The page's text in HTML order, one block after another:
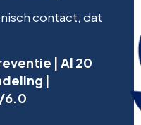
contact, dat
| Al 20
|
6.0